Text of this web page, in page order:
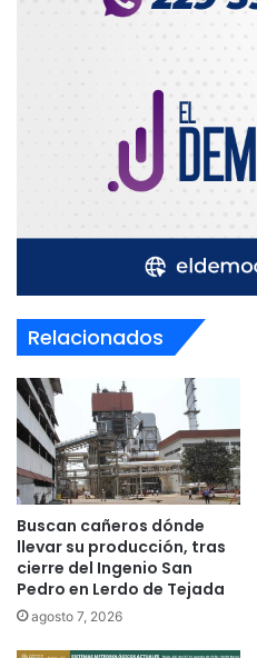
Relacionados
Buscan cañeros dónde
llevar su producción, tras
cierre del Ingenio San
Pedro en Lerdo de Tejada
agosto 7, 2026